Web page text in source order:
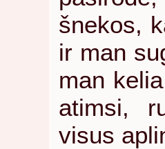
šnekos,
ir man
man
atimsi,
visus